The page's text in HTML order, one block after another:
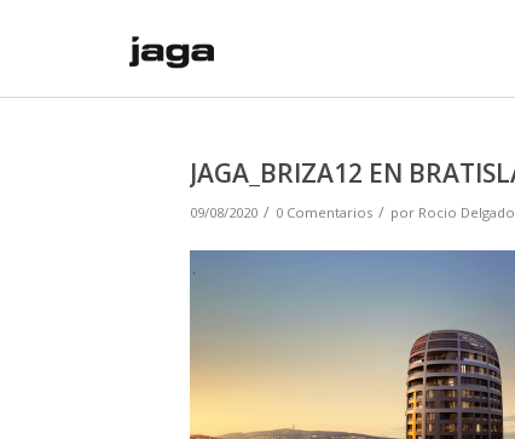
JAGA_BRIZA12 EN
09/08/2020 / 0 Comentarios / por Rocio Delgado